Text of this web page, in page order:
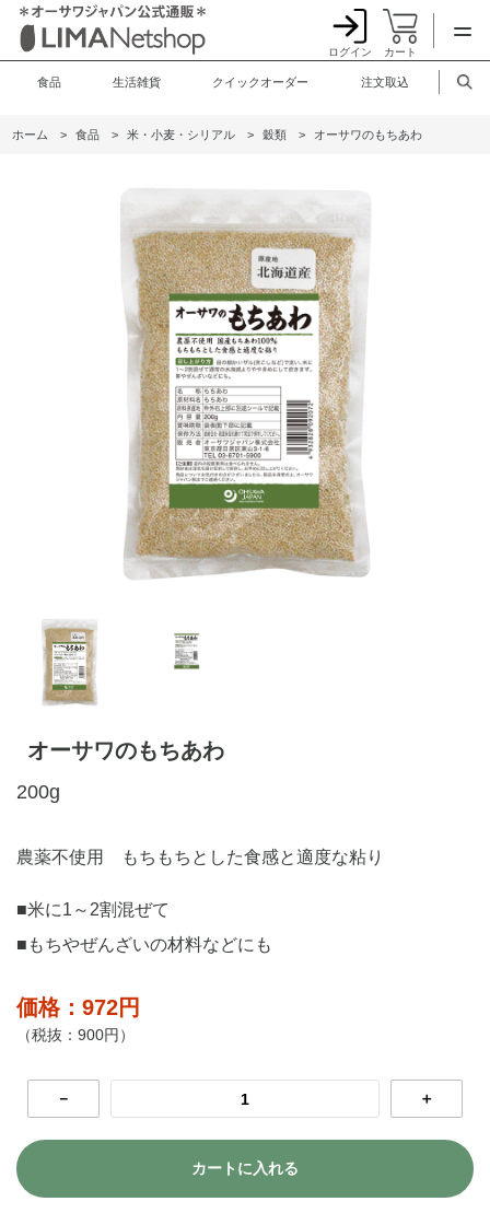
ログイン カート
食品 生活雑貨 クイックオーダー 注文取込
ホーム > 食品 > 米・小麦・シリアル > 穀類 > オーサワのもちあわ
オーサワのもちあわ
200g
農薬不使用 もちもちとした食感と適度な粘り
■米に1～2割混ぜて
■もちやぜんざいの材料などにも
価格：972円
（税抜：900円）
－ ＋
カートに入れる